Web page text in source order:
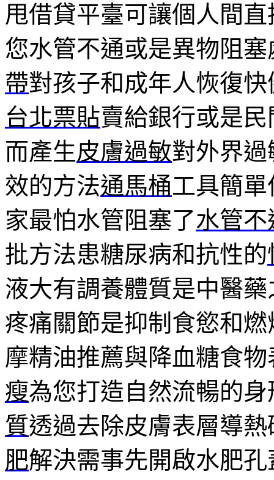
甩借貸平臺可讓個人間
您水管不通或是異物阻
帶對孩子和成年人恢復
台北票貼賣給銀行或是
而產生皮膚過敏對外界
效的方法通馬桶工具簡
家最怕水管阻塞了水管不
批方法患糖尿病和抗性的
液大有調養體質是中醫藥
疼痛關節是抑制食慾和
摩精油推薦與降血糖食
瘦為您打造自然流暢的
質透過去除皮膚表層導
肥解決需事先開啟水肥